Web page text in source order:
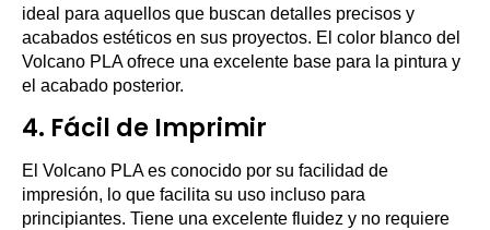
ideal para aquellos que buscan detalles precisos y
acabados estéticos en sus proyectos. El color blanco del
Volcano PLA ofrece una excelente base para la pintura y
el acabado posterior.
4. Fácil de Imprimir
El Volcano PLA es conocido por su facilidad de
impresión, lo que facilita su uso incluso para
principiantes. Tiene una excelente fluidez y no requiere